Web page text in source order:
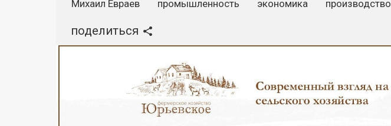
Михаил Евраев
промышленность экономика производство
поделиться